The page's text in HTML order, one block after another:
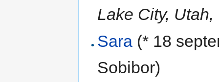
Lake City, Utah,
Sara (* 18
Sobibor)